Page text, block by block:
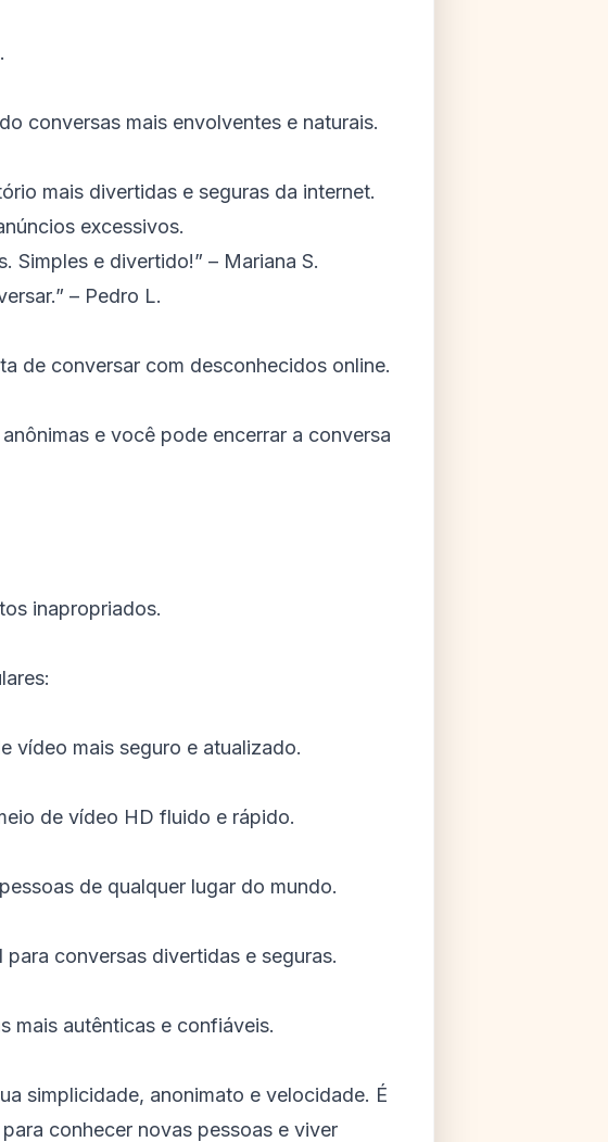
conversas mais envolventes e naturais.
mais divertidas e seguras da internet.
excessivos.
Simples e divertido!” – Mariana S.
– Pedro L.
de conversar com desconhecidos online.
e você pode encerrar a conversa
inapropriados.
vídeo mais seguro e atualizado.
de vídeo HD fluido e rápido.
de qualquer lugar do mundo.
conversas divertidas e seguras.
mais autênticas e confiáveis.
simplicidade, anonimato e velocidade. É
conhecer novas pessoas e viver